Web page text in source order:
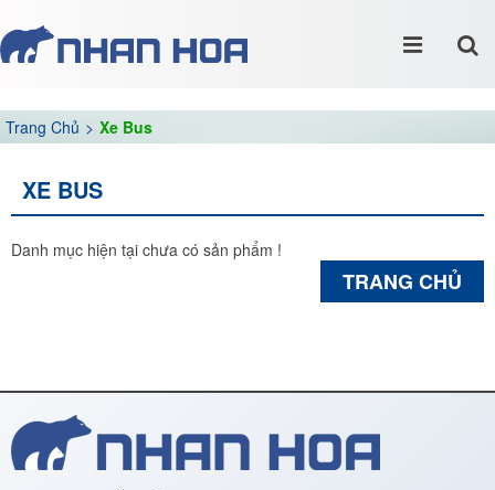
Trang Chủ Xe Bus
XE BUS
Danh mục hiện tại chưa có sản phẩm !
TRANG CHỦ